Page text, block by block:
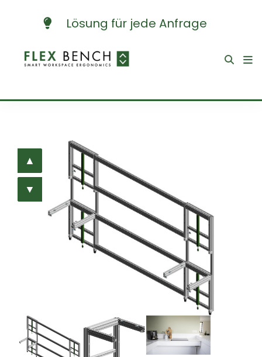
Lösung für jede Anfrage
▲
▼
▲
▼